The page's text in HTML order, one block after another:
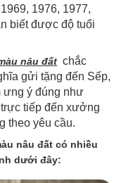
1976, 1977,
biết được độ tuổi
nâu đất chắc
gửi tặng đến Sếp,
ưng ý đúng như
tiếp đến xưởng
theo yêu cầu.
nâu đất có nhiều
dưới đây: